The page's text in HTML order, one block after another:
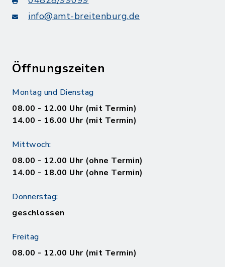
info@amt-breitenburg.de
Öffnungszeiten
Montag und Dienstag
08.00 - 12.00 Uhr (mit Termin)
14.00 - 16.00 Uhr (mit Termin)
Mittwoch:
08.00 - 12.00 Uhr (ohne Termin)
14.00 - 18.00 Uhr (ohne Termin)
Donnerstag:
geschlossen
Freitag
08.00 - 12.00 Uhr (mit Termin)